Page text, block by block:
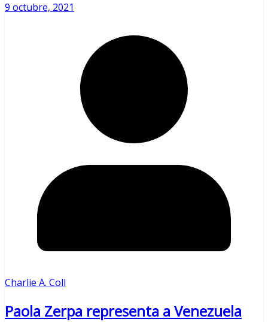
9 octubre, 2021
Charlie A. Coll
Paola Zerpa representa a Venezuela